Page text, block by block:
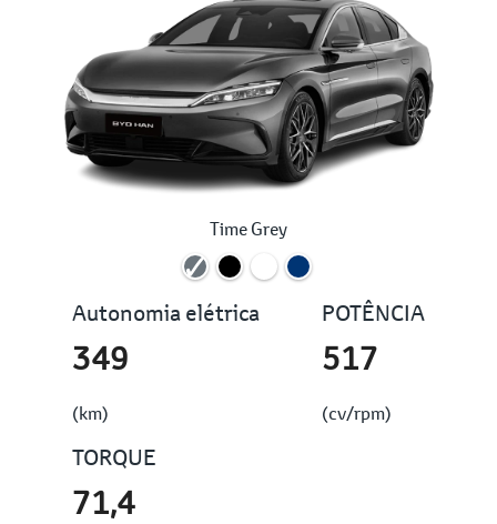
Time Grey
Autonomia elétrica
349
(km)
POTÊNCIA
517
(cv/rpm)
TORQUE
71,4